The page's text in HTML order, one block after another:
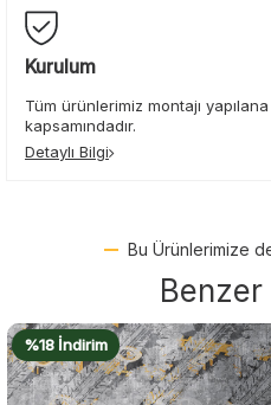
Kurulum
Tüm ürünlerimiz montajı
kapsamındadır.
Detaylı Bilgi
Bu Ürünlerimize
%17 İndirim